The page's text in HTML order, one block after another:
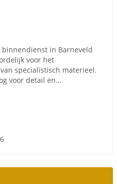
binnendienst in Barneveld
voor het
specialistisch materieel.
voor detail en...